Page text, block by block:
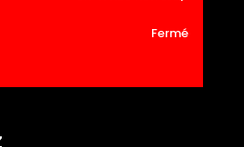
Fermé